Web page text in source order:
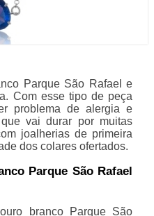
Parque São Rafael e
Com esse tipo de peça
problema de alergia e
vai durar por muitas
joalherias de primeira
dos colares ofertados.
Parque São Rafael
branco Parque São